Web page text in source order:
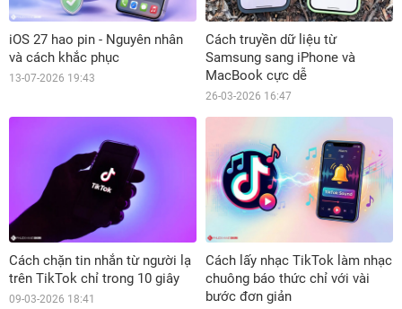
iOS 27 hao pin - Nguyên nhân
và cách khắc phục
13-07-2026 19:43
Cách truyền dữ liệu từ
Samsung sang iPhone và
MacBook cực dễ
26-03-2026 16:47
Cách chặn tin nhắn từ người lạ
trên TikTok chỉ trong 10 giây
09-03-2026 18:41
Cách lấy nhạc TikTok làm nhạc
chuông báo thức chỉ với vài
bước đơn giản